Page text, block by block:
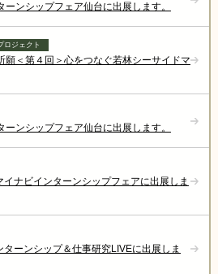
ンシップフェア仙台に出展します。
ロジェクト
願＜第４回＞心をつなぐ若林シーサイドマ
ンシップフェア仙台に出展します。
ナビインターンシップフェアに出展しま
ーンシップ＆仕事研究LIVEに出展しま